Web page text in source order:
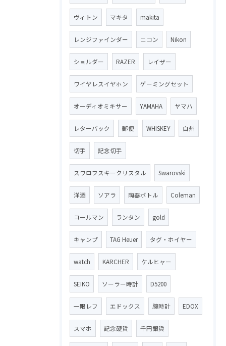
ヴィトン マキタ makita
レンジファインダー ニコン Nikon
ショルダー RAZER レイザー
ワイヤレスイヤホン ゲーミングセット
オーディオミキサー YAMAHA ヤマハ
レターパック 郵便 WHISKEY 白州
切手 記念切手
スワロフスキークリスタル Swarovski
洋酒 ソアラ 陶器ボトル Coleman
コールマン ランタン gold
キャンプ TAG Heuer タグ・ホイヤー
watch KARCHER ケルヒャー
SEIKO ソーラー時計 D5200
一眼レフ エドックス 腕時計 EDOX
スマホ 記念硬貨 千円銀貨